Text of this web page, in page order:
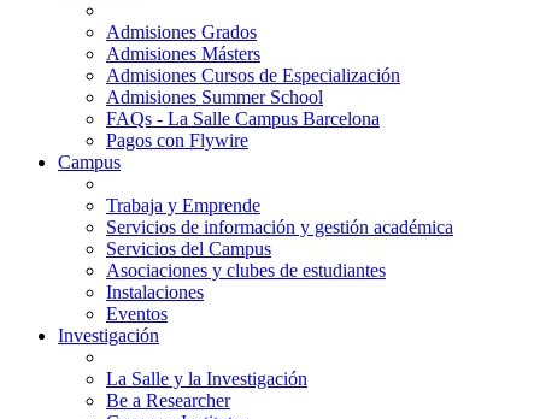
Admisiones Grados
Admisiones Másters
Admisiones Cursos de Especialización
Admisiones Summer School
FAQs - La Salle Campus Barcelona
Pagos con Flywire
Campus
Trabaja y Emprende
Servicios de información y gestión académica
Servicios del Campus
Asociaciones y clubes de estudiantes
Instalaciones
Eventos
Investigación
La Salle y la Investigación
Be a Researcher